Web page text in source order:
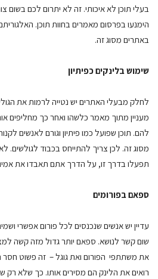
בעלי תוכן לא איכותי. זה לא יתרום לכם בשום
הימנעו בפרסום מאמרים בחוות תוכן.
באתרים מסוג זה.
שימוש בלינקים כפיתיון
לחלק מבעלי האתרים יש נטייה לרמות את
מעניין מתוך מאמר כלשהו ואחר כך מחליפים
להם. תוכן שפועל כמו פיתיון וגורם לאנשים
מסוג זה. לכן צריך להתייחס בכבוד לגולשים.
תפעלו בדרך זו, על הדרך אתם תאבדו את
ספאם בפורומים
עדיין יש אנשים שנכנסים לכל פורום אפשרי
שום קשר לנושא. ספאם יותר גדול מזה קשה
את משתתפי הפורום ואת גוגל – זה פשוט חסר
רואים את הלינק הם מסירים אותו. כך שלא רק